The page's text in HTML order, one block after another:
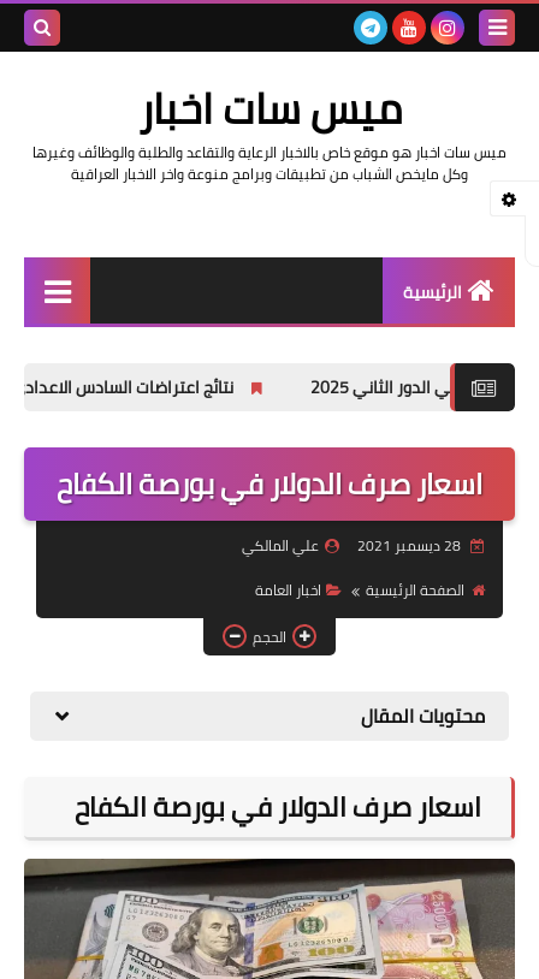
ميس سات اخبار
ميس سات اخبار هو موقع خاص بالاخبار الرعاية والتقاعد والطلبة والوظائف وغيرها
وكل مايخص الشباب من تطبيقات وبرامج منوعة واخر الاخبار العراقية
الرئيسية
اخبار وزارة التربية والتعليم
اخبار وزارة العمل وهيئة
التقاعد
قسم التطبيقات
قطع الاراضي
2025 نتائج اعتراضات السادس الاعدادي 2025 الدور الأول جميع المحافظات
اسعار صرف الدولار في بورصة الكفاح
28 ديسمبر 2021
علي المالكي
الصفحة الرئيسية
اخبار العامة
الحجم
محتويات المقال
اسعار صرف الدولار في بورصة الكفاح